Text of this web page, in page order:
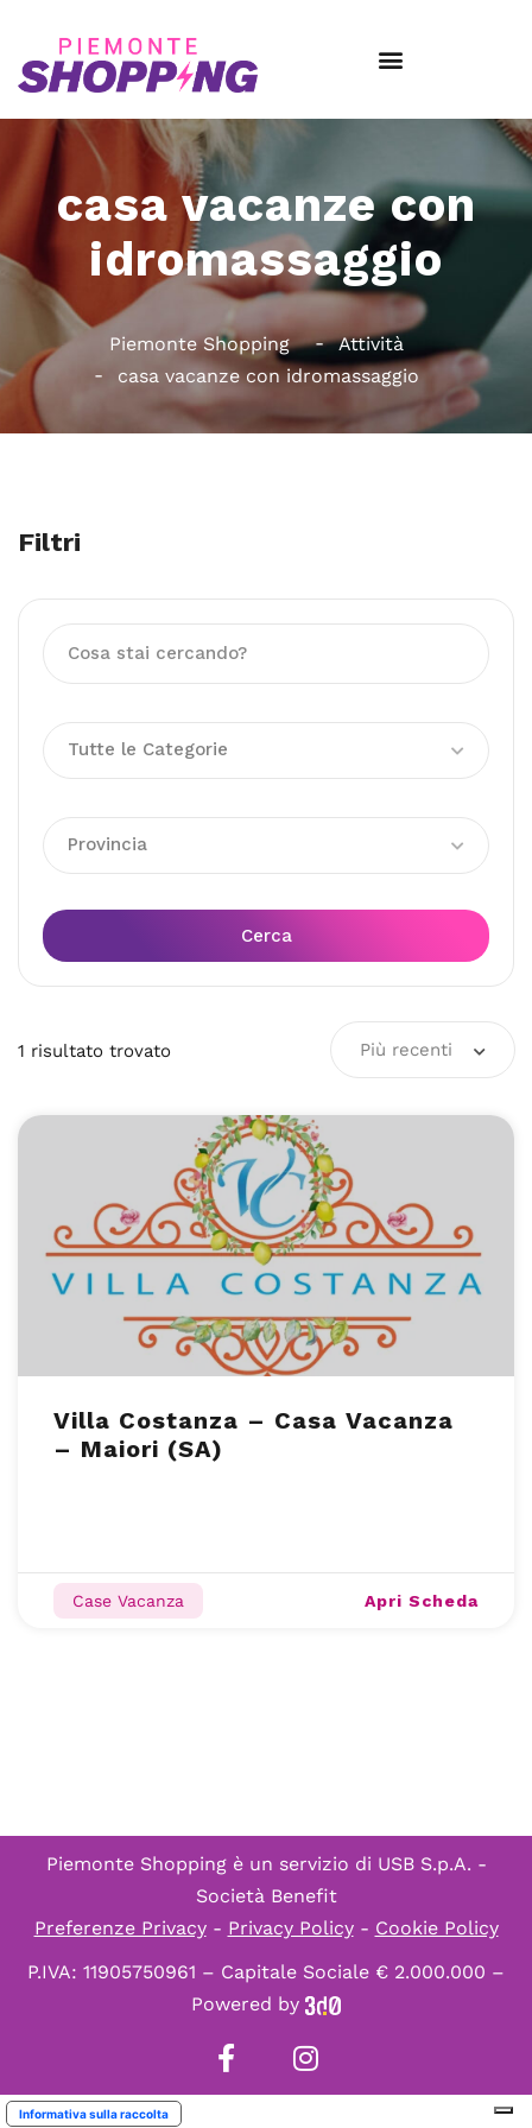
casa vacanze con
idromassaggio
Piemonte Shopping
Attività
casa vacanze con idromassaggio
Filtri
Tutte le Categorie
Provincia
Cerca
1 risultato trovato Più recenti
Villa Costanza – Casa Vacanza
– Maiori (SA)
Case Vacanza Apri Scheda
Piemonte Shopping è un servizio di USB S.p.A. -
Società Benefit
Preferenze Privacy- Privacy Policy- Cookie Policy
P.IVA: 11905750961 – Capitale Sociale € 2.000.000 –
Powered by
Informativa sulla raccolta